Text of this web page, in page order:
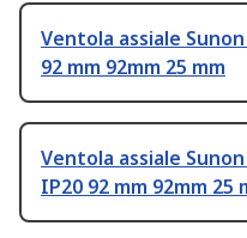
Ventola assiale Sunon
92 mm 92mm 25 mm
Ventola assiale Sunon
IP20 92 mm 92mm 25